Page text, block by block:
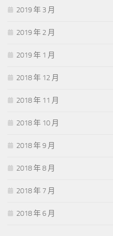
2019 年 3 月
2019 年 2 月
2019 年 1 月
2018 年 12 月
2018 年 11 月
2018 年 10 月
2018 年 9 月
2018 年 8 月
2018 年 7 月
2018 年 6 月